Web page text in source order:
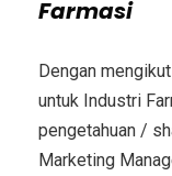
Farmasi
Dengan
untuk Industri
pengetahuan /
Marketing